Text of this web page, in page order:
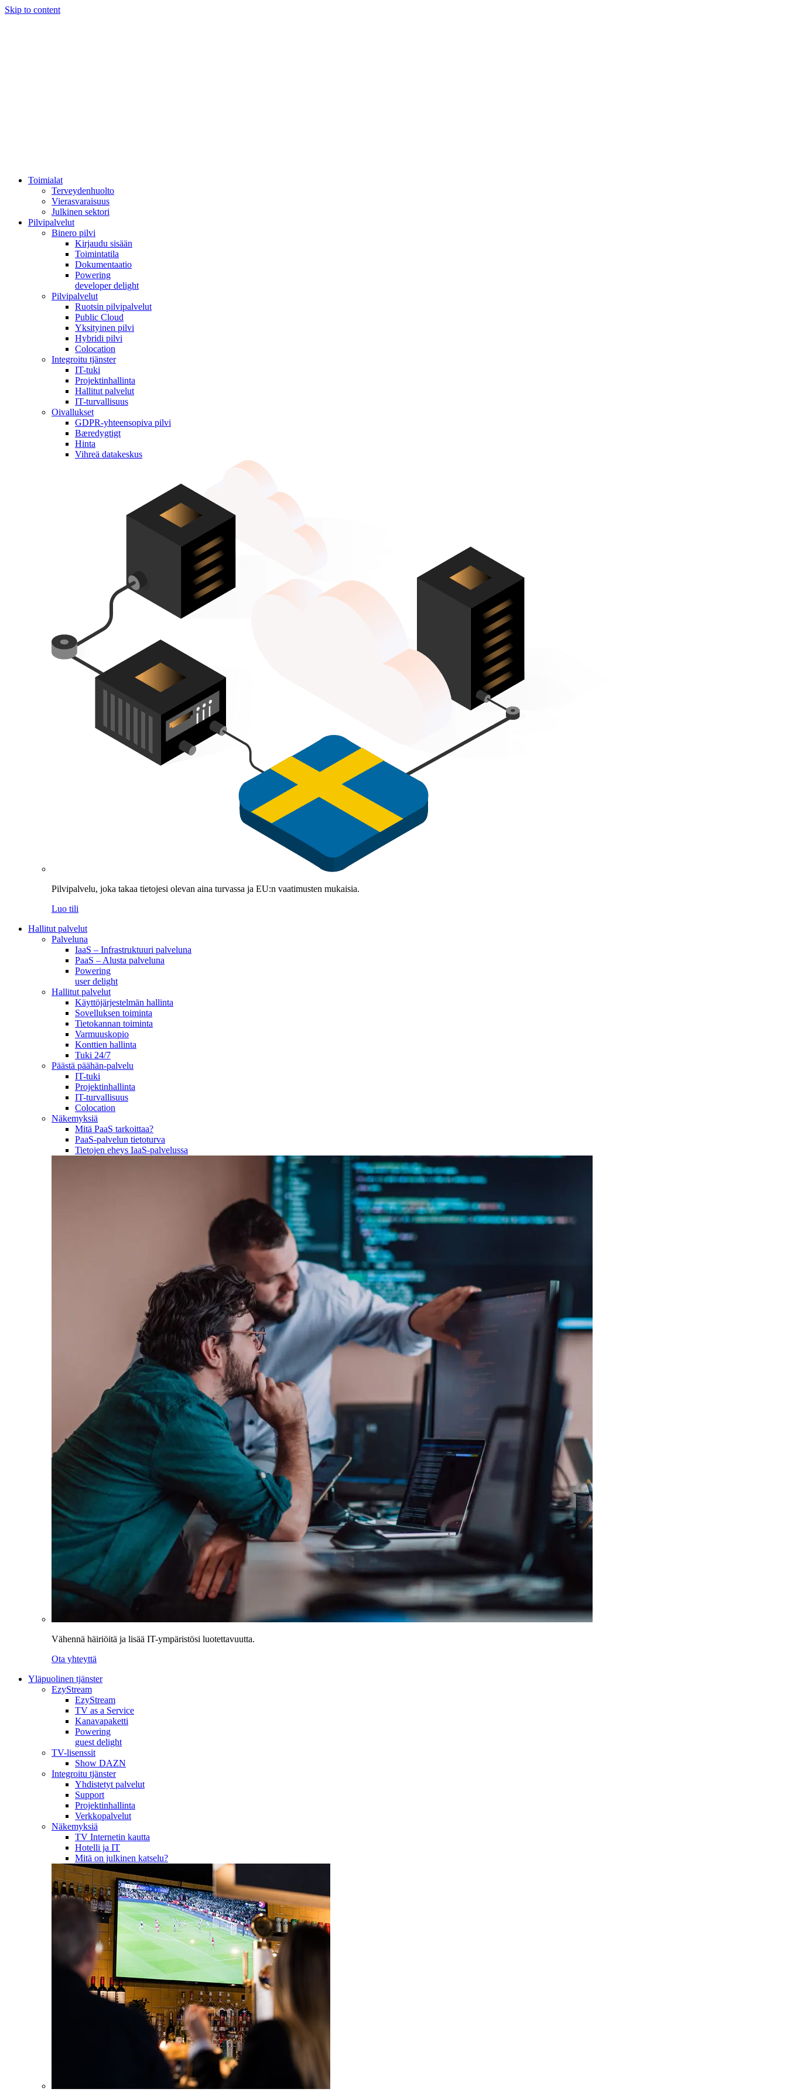
Skip to content
Toimialat
Terveydenhuolto
Vierasvaraisuus
Julkinen sektori
Pilvipalvelut
Binero pilvi
Kirjaudu sisään
Toimintatila
Dokumentaatio
Powering
developer delight
Pilvipalvelut
Ruotsin pilvipalvelut
Public Cloud
Yksityinen pilvi
Hybridi pilvi
Colocation
Integroitu tjänster
IT-tuki
Projektinhallinta
Hallitut palvelut
IT-turvallisuus
Oivallukset
GDPR-yhteensopiva pilvi
Bæredygtigt
Hinta
Vihreä datakeskus
Pilvipalvelu, joka takaa tietojesi olevan aina turvassa ja EU:n vaatimusten mukaisia.
Luo tili
Hallitut palvelut
Palveluna
IaaS – Infrastruktuuri palveluna
PaaS – Alusta palveluna
Powering
user delight
Hallitut palvelut
Käyttöjärjestelmän hallinta
Sovelluksen toiminta
Tietokannan toiminta
Varmuuskopio
Konttien hallinta
Tuki 24/7
Päästä päähän-palvelu
IT-tuki
Projektinhallinta
IT-turvallisuus
Colocation
Näkemyksiä
Mitä PaaS tarkoittaa?
PaaS-palvelun tietoturva
Tietojen eheys IaaS-palvelussa
Vähennä häiriöitä ja lisää IT-ympäristösi luotettavuutta.
Ota yhteyttä
Yläpuolinen tjänster
EzyStream
EzyStream
TV as a Service
Kanavapaketti
Powering
guest delight
TV-lisenssit
Show DAZN
Integroitu tjänster
Yhdistetyt palvelut
Support
Projektinhallinta
Verkkopalvelut
Näkemyksiä
TV Internetin kautta
Hotelli ja IT
Mitä on julkinen katselu?